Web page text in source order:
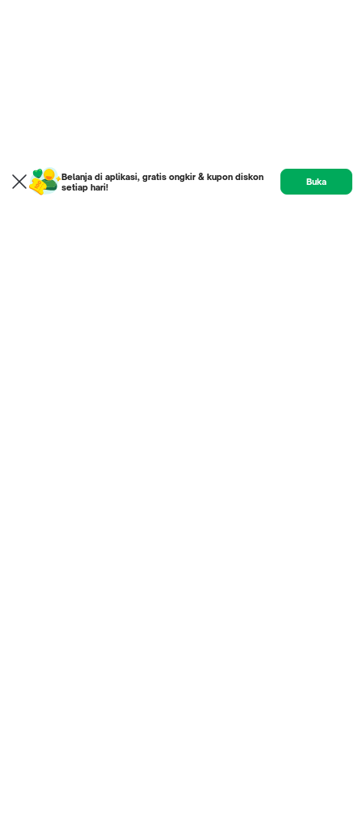
Belanja di aplikasi, gratis ongkir & kupon diskon
setiap hari!
Buka